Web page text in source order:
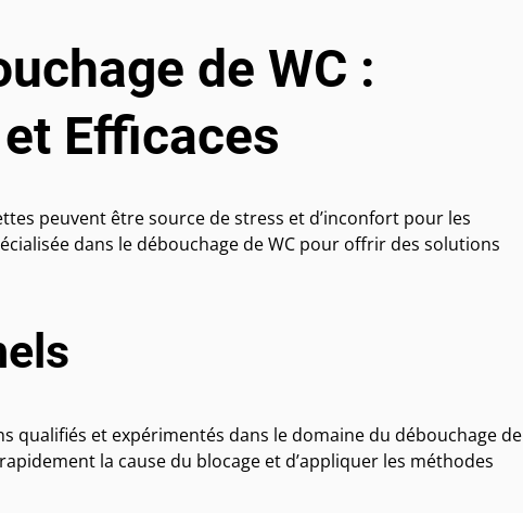
de WC :
Efficaces
peuvent être source de stress et d’inconfort pour les
dans le débouchage de WC pour offrir des solutions
qualifiés et expérimentés dans le domaine du débouchage de
la cause du blocage et d’appliquer les méthodes